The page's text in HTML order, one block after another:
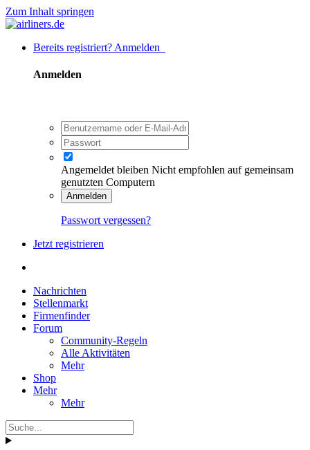
Zum Inhalt springen
Bereits registriert? Anmelden
Anmelden
Angemeldet bleiben Nicht empfohlen auf gemeinsam
genutzten Computern
Anmelden
Passwort vergessen?
Jetzt registrieren
Nachrichten
Stellenmarkt
Firmenfinder
Forum
Community-Regeln
Alle Aktivitäten
Mehr
Shop
Mehr
Mehr